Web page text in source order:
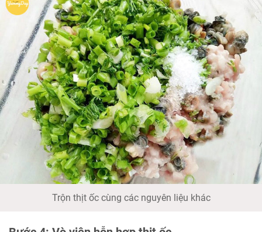
Trộn thịt ốc cùng các nguyên liệu khác